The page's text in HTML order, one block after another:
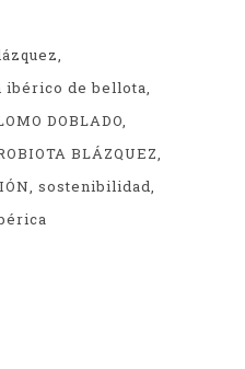
ibérico de bellota
DOBLADO
BLÁZQUEZ
sostenibilidad